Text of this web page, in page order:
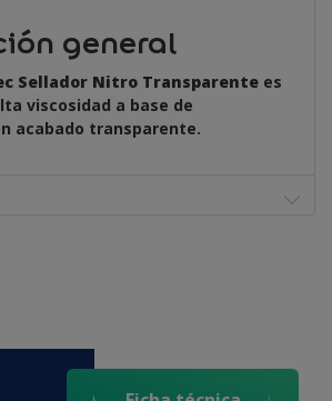
general
Sellador Nitro Transparentees
viscosidad a base de
acabado transparente.